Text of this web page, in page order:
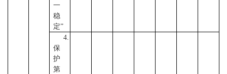
一
稳
定”
4.
保
护
第